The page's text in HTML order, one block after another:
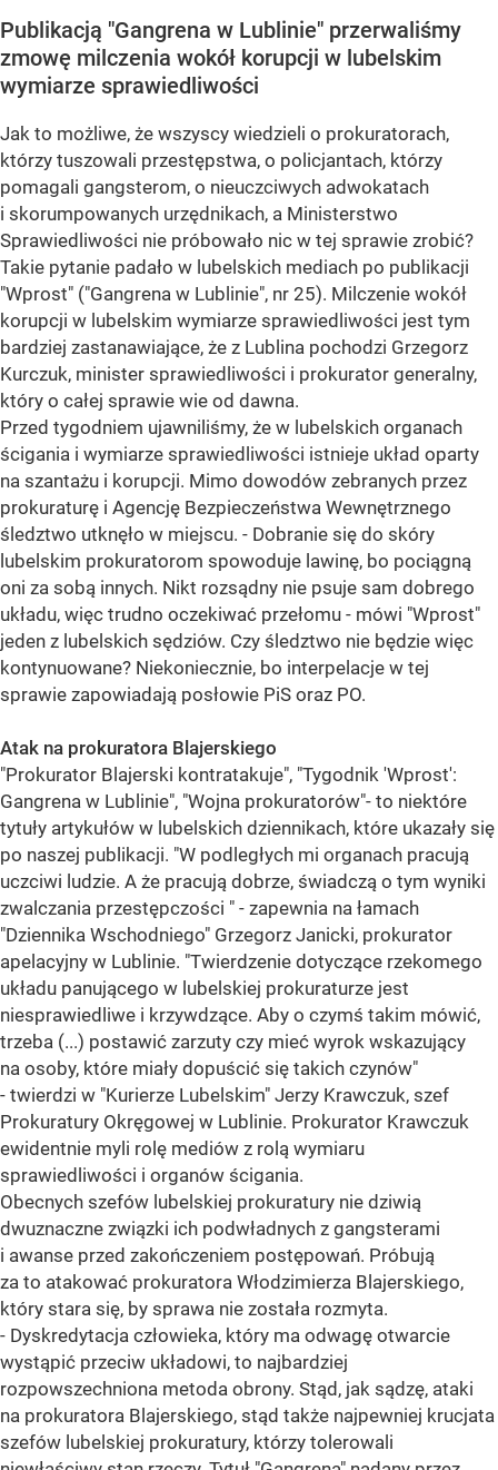
Publikacją "Gangrena w Lublinie" przerwaliśmy
zmowę milczenia wokół korupcji w lubelskim
wymiarze sprawiedliwości
Jak to możliwe, że wszyscy wiedzieli o prokuratorach,
którzy tuszowali przestępstwa, o policjantach, którzy
pomagali gangsterom, o nieuczciwych adwokatach
i skorumpowanych urzędnikach, a Ministerstwo
Sprawiedliwości nie próbowało nic w tej sprawie zrobić?
Takie pytanie padało w lubelskich mediach po publikacji
"Wprost" ("Gangrena w Lublinie", nr 25). Milczenie wokół
korupcji w lubelskim wymiarze sprawiedliwości jest tym
bardziej zastanawiające, że z Lublina pochodzi Grzegorz
Kurczuk, minister sprawiedliwości i prokurator generalny,
który o całej sprawie wie od dawna.
Przed tygodniem ujawniliśmy, że w lubelskich organach
ścigania i wymiarze sprawiedliwości istnieje układ oparty
na szantażu i korupcji. Mimo dowodów zebranych przez
prokuraturę i Agencję Bezpieczeństwa Wewnętrznego
śledztwo utknęło w miejscu. - Dobranie się do skóry
lubelskim prokuratorom spowoduje lawinę, bo pociągną
oni za sobą innych. Nikt rozsądny nie psuje sam dobrego
układu, więc trudno oczekiwać przełomu - mówi "Wprost"
jeden z lubelskich sędziów. Czy śledztwo nie będzie więc
kontynuowane? Niekoniecznie, bo interpelacje w tej
sprawie zapowiadają posłowie PiS oraz PO.
Atak na prokuratora Blajerskiego
"Prokurator Blajerski kontratakuje", "Tygodnik 'Wprost':
Gangrena w Lublinie", "Wojna prokuratorów"- to niektóre
tytuły artykułów w lubelskich dziennikach, które ukazały się
po naszej publikacji. "W podległych mi organach pracują
uczciwi ludzie. A że pracują dobrze, świadczą o tym wyniki
zwalczania przestępczości " - zapewnia na łamach
"Dziennika Wschodniego" Grzegorz Janicki, prokurator
apelacyjny w Lublinie. "Twierdzenie dotyczące rzekomego
układu panującego w lubelskiej prokuraturze jest
niesprawiedliwe i krzywdzące. Aby o czymś takim mówić,
trzeba (...) postawić zarzuty czy mieć wyrok wskazujący
na osoby, które miały dopuścić się takich czynów"
- twierdzi w "Kurierze Lubelskim" Jerzy Krawczuk, szef
Prokuratury Okręgowej w Lublinie. Prokurator Krawczuk
ewidentnie myli rolę mediów z rolą wymiaru
sprawiedliwości i organów ścigania.
Obecnych szefów lubelskiej prokuratury nie dziwią
dwuznaczne związki ich podwładnych z gangsterami
i awanse przed zakończeniem postępowań. Próbują
za to atakować prokuratora Włodzimierza Blajerskiego,
który stara się, by sprawa nie została rozmyta.
- Dyskredytacja człowieka, który ma odwagę otwarcie
wystąpić przeciw układowi, to najbardziej
rozpowszechniona metoda obrony. Stąd, jak sądzę, ataki
na prokuratora Blajerskiego, stąd także najpewniej krucjata
szefów lubelskiej prokuratury, którzy tolerowali